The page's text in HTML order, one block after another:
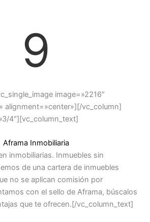
9
image=»2216″
alignment=»center»][/vc_column]
4″][vc_column_text]
Aframa Inmobiliaria
inmobiliarias. Inmuebles sin
de una cartera de inmuebles
no se aplican comisión por
con el sello de Aframa, búscalos
que te ofrecen.[/vc_column_text]